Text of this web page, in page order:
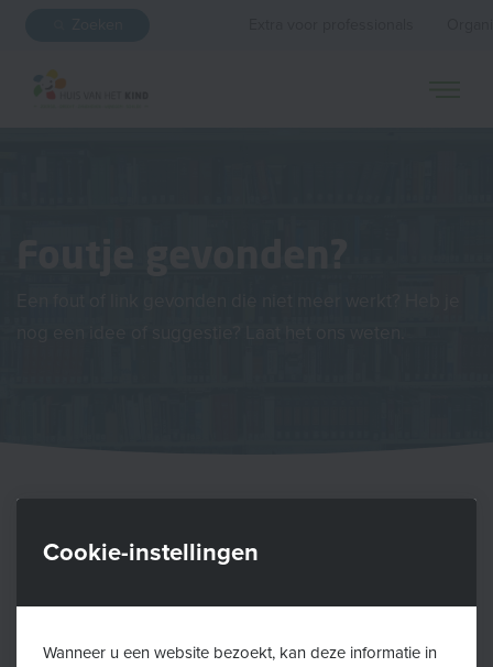
Meld het hier
E-mail
Cookie-instellingen
Wanneer u een website bezoekt, kan deze informatie in